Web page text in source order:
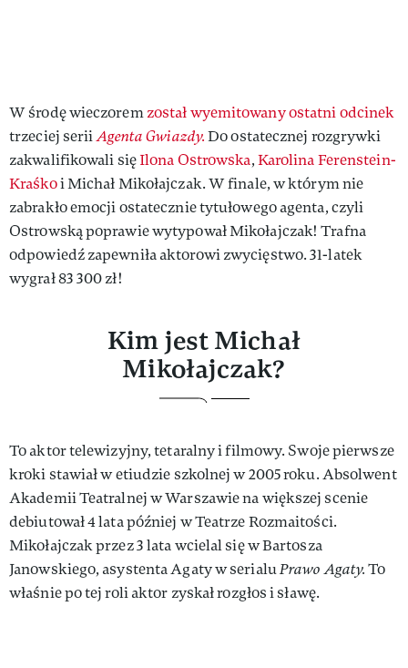
W środę wieczoremzostał wyemitowany ostatni odcinek
trzeciej seriiAgenta Gwiazdy.Do ostatecznej rozgrywki
zakwalifikowali sięIlona Ostrowska,Karolina Ferenstein-
Kraśkoi Michał Mikołajczak. W finale, w którym nie
zabrakło emocji ostatecznie tytułowego agenta, czyli
Ostrowską poprawie wytypował Mikołajczak! Trafna
odpowiedź zapewniła aktorowi zwycięstwo. 31-latek
wygrał 83 300 zł!
Kim jest Michał
Mikołajczak?
To aktor telewizyjny, tetaralny i filmowy. Swoje pierwsze
kroki stawiał w etiudzie szkolnej w 2005 roku. Absolwent
Akademii Teatralnej w Warszawie na większej scenie
debiutował 4 lata później w Teatrze Rozmaitości.
Mikołajczak przez 3 lata wcielal się w Bartosza
Janowskiego, asystenta Agaty w serialuPrawo Agaty.To
właśnie po tej roli aktor zyskał rozgłos i sławę.